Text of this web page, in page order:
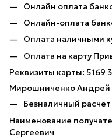
Онлайн оплата
Онлайн-оплата
Оплата наличными
Оплата на карту
Реквизиты карты: 5169
Мирошниченко Андрей
Безналичный
Наименование
Сергеевич